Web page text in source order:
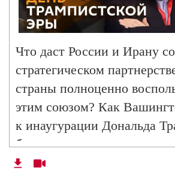
политике и позиция Трампа по
Александр Дугин. Основа
между Западом и РФ, изменение
Александр Дугин. Роль США в
Украине и дело Эпштейна
Что даст России и Ирану
стратегическом
страны полноценно
этим союзом? Как
к инаугурации Дональда
будет внешняя политика
президента США? Что